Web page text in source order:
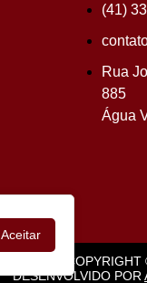
(41)
Rua
885
Água
DESENVOLVIDO POR
Aceitar